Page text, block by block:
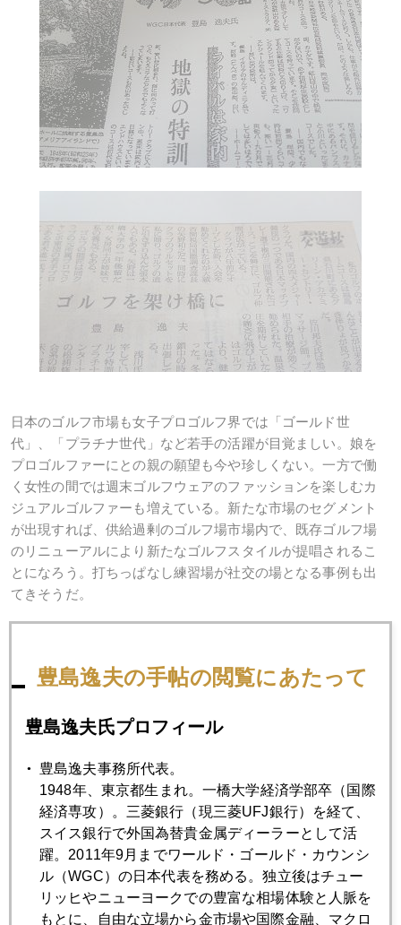
日本のゴルフ市場も女子プロゴルフ界では「ゴールド世
代」、「プラチナ世代」など若手の活躍が目覚ましい。娘を
プロゴルファーにとの親の願望も今や珍しくない。一方で働
く女性の間では週末ゴルフウェアのファッションを楽しむカ
ジュアルゴルファーも増えている。新たな市場のセグメント
が出現すれば、供給過剰のゴルフ場市場内で、既存ゴルフ場
のリニューアルにより新たなゴルフスタイルが提唱されるこ
とになろう。打ちっぱなし練習場が社交の場となる事例も出
てきそうだ。
2021年
1月 2月
2021年07月30日
ＦＯＭＣ後、金価格上昇
2021年07月29日
豊島逸夫の手帖の閲覧にあたって
豊島逸夫氏プロフィール
豊島逸夫事務所代表。
1948年、東京都生まれ。一橋大学経済学部卒（国際
経済専攻）。三菱銀行（現三菱UFJ銀行）を経て、
スイス銀行で外国為替貴金属ディーラーとして活
躍。2011年9月までワールド・ゴールド・カウンシ
ル（WGC）の日本代表を務める。独立後はチュー
リッヒやニューヨークでの豊富な相場体験と人脈を
もとに、自由な立場から金市場や国際金融、マクロ